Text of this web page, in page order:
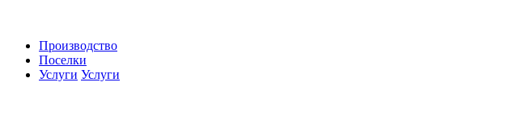
Производство
Поселки
Услуги Услуги